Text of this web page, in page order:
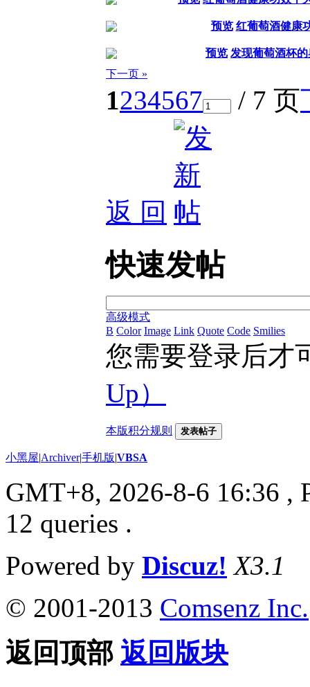
预览 红葡萄酒健康
预览 发现葡萄酒杯
下一页 »
1234567 / 7 页
返 回
快速发帖
高级模式
B Color Image Link Quote Code Smilies
您需要登录后才
Up）
本版积分规则 发表帖子
小黑屋|Archiver|手机版|VBSA
GMT+8, 2026-8-6 16:36 ,
12 queries .
Powered by Discuz! X3.1
© 2001-2013 Comsenz Inc.
返回顶部 返回版块